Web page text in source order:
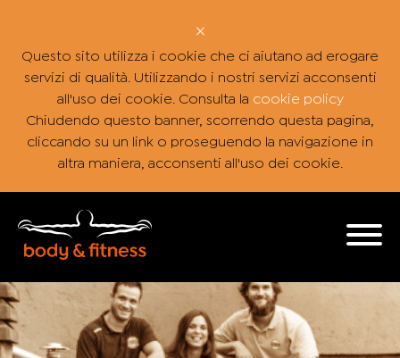
×
Questo sito utilizza i cookie che ci aiutano ad erogare
servizi di qualità. Utilizzando i nostri servizi acconsenti
all'uso dei cookie. Consulta la cookie policy
Chiudendo questo banner, scorrendo questa pagina,
cliccando su un link o proseguendo la navigazione in
altra maniera, acconsenti all'uso dei cookie.